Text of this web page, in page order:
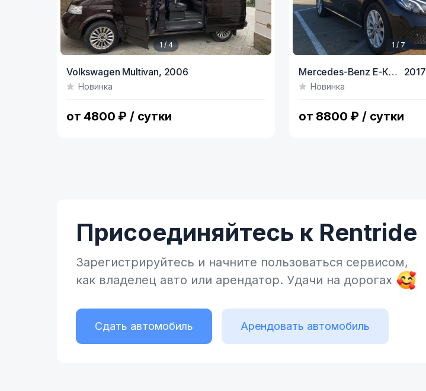
of
1 / 4
Volkswagen Multivan, 2006
Новинка
от 4800 ₽ / сутки
of
1 / 7
Mercedes-Benz E-Класс, 2017
Новинка
от 8800 ₽ / сутки
Присоединяйтесь к Rentride
Зарегистрируйтесь и начните пользоваться сервисом,
как владелец авто или арендатор. Удачи на дорогах
Сдать автомобиль Арендовать автомобиль